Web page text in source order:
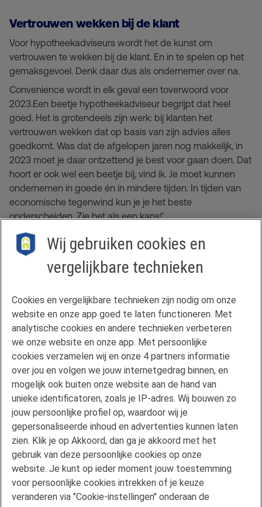
Vertrouwen wekken bij de klant
Voor hypotheekadviseurs wordt het de kunst om
vertrouwen te wekken bij de klant. En in te spelen op het
gemaksgevoel. Denk daar dus als ondernemer over na.
Convenience wordt in elk geval een toverwoord voor
2023.Een beetje hypotheekadviseur begrijpt dat heel
goed. Het is grotendeels zijn werk: bij klanten het
vertrouwen wekken dat op basis van zijn advies alles
goedkomt. Was dat de afgelopen jaren nog makkelijk, in
2023 moet je daar ontzettend je best voor gaan doen. Dat
hoort er ook wel een beetje bij, vind ik. Je moet kunnen
ondernemen in goede én in mindere tijden. In tijden van
economische tegenwind kun je je het beste
onderscheiden. Zie het als een kans!’
Veelgestelde vragen
Klachtenregeling
Privacyverklaring
Disclaimer
Gebruikersvoorwaarden FAN
Actuele rente
Downloads
Kredietgids
Toegang aanvragen
Over Florius
Samenwerken met Florius
Pers
Wij gebruiken cookies en
vergelijkbare technieken
Cookies en vergelijkbare technieken zijn nodig om onze
website en onze app goed te laten functioneren. Met
analytische cookies en andere technieken verbeteren
we onze website en onze app. Met persoonlijke
cookies verzamelen wij en onze 4 partners informatie
over jou en volgen we jouw internetgedrag binnen, en
mogelijk ook buiten onze website aan de hand van
unieke identificatoren, zoals je IP-adres. Wij bouwen zo
jouw persoonlijke profiel op, waardoor wij je
gepersonaliseerde inhoud en advertenties kunnen laten
zien. Klik je op Akkoord, dan ga je akkoord met het
gebruik van deze persoonlijke cookies op onze
website. Je kunt op ieder moment jouw toestemming
voor persoonlijke cookies intrekken of je keuze
veranderen via "Cookie-instellingen" onderaan de